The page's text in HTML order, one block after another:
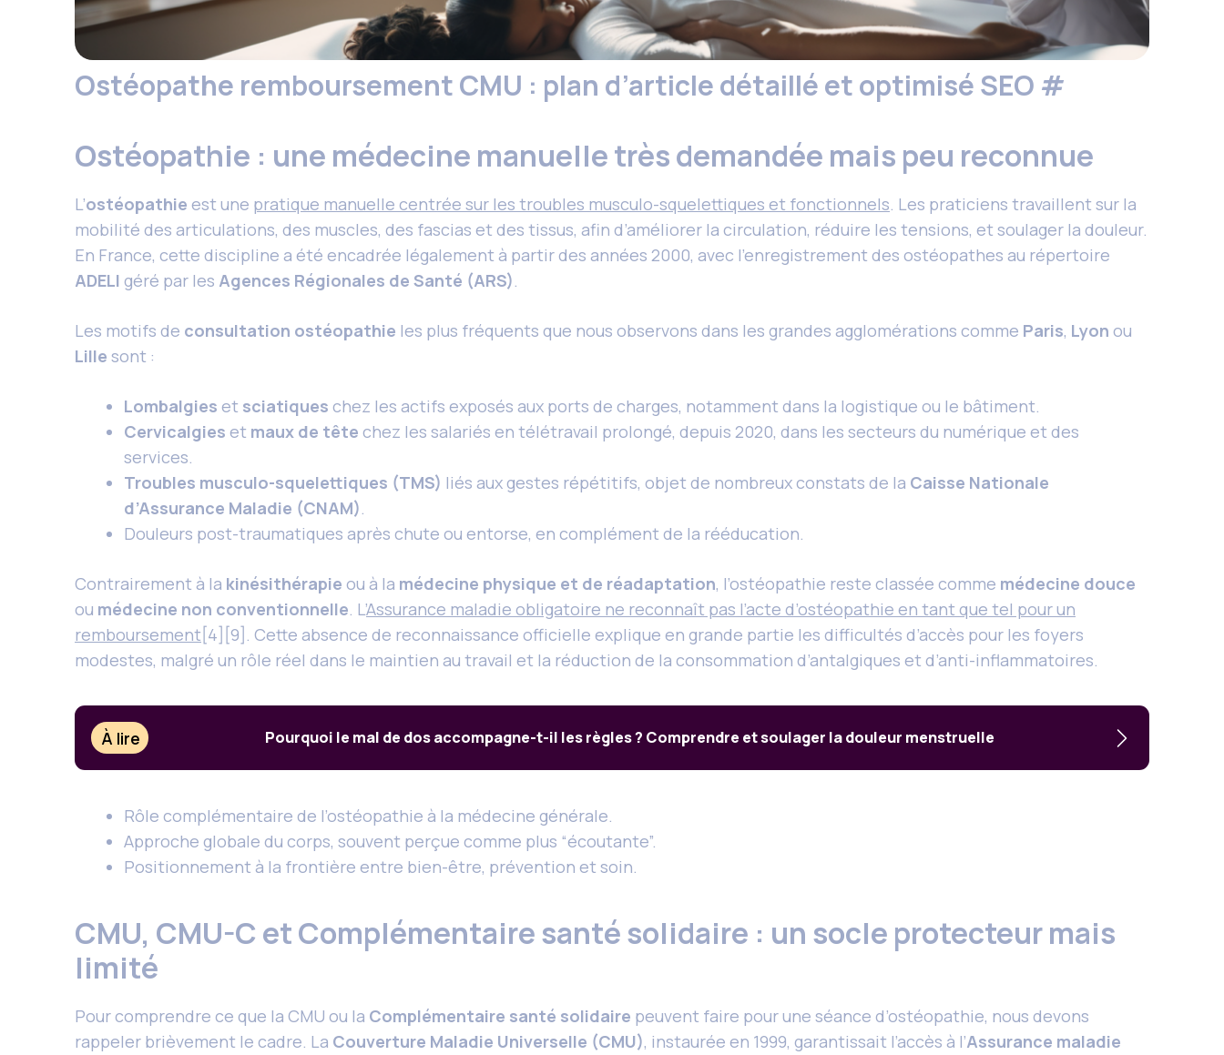
Ostéopathe remboursement CMU : plan d’article détaillé et optimisé SEO #
Ostéopathie : une médecine manuelle très demandée mais peu reconnue
L’ostéopathie est une pratique manuelle centrée sur les troubles musculo-squelettiques et fonctionnels. Les praticiens travaillent sur la
mobilité des articulations, des muscles, des fascias et des tissus, afin d’améliorer la circulation, réduire les tensions, et soulager la douleur.
En France, cette discipline a été encadrée légalement à partir des années 2000, avec l’enregistrement des ostéopathes au répertoire
ADELI géré par les Agences Régionales de Santé (ARS).
Les motifs de consultation ostéopathie les plus fréquents que nous observons dans les grandes agglomérations comme Paris, Lyon ou
Lille sont :
Lombalgies et sciatiques chez les actifs exposés aux ports de charges, notamment dans la logistique ou le bâtiment.
Cervicalgies et maux de tête chez les salariés en télétravail prolongé, depuis 2020, dans les secteurs du numérique et des
services.
Troubles musculo-squelettiques (TMS) liés aux gestes répétitifs, objet de nombreux constats de la Caisse Nationale
d’Assurance Maladie (CNAM).
Douleurs post-traumatiques après chute ou entorse, en complément de la rééducation.
Contrairement à la kinésithérapie ou à la médecine physique et de réadaptation, l’ostéopathie reste classée comme médecine douce
ou médecine non conventionnelle. L’Assurance maladie obligatoire ne reconnaît pas l’acte d’ostéopathie en tant que tel pour un
remboursement [4][9]. Cette absence de reconnaissance officielle explique en grande partie les difficultés d’accès pour les foyers
modestes, malgré un rôle réel dans le maintien au travail et la réduction de la consommation d’antalgiques et d’anti-inflammatoires.
À lire Pourquoi le mal de dos accompagne-t-il les règles ? Comprendre et soulager la douleur menstruelle
Rôle complémentaire de l’ostéopathie à la médecine générale.
Approche globale du corps, souvent perçue comme plus “écoutante”.
Positionnement à la frontière entre bien-être, prévention et soin.
CMU, CMU-C et Complémentaire santé solidaire : un socle protecteur mais
limité
Pour comprendre ce que la CMU ou la Complémentaire santé solidaire peuvent faire pour une séance d’ostéopathie, nous devons
rappeler brièvement le cadre. La Couverture Maladie Universelle (CMU), instaurée en 1999, garantissait l’accès à l’Assurance maladie